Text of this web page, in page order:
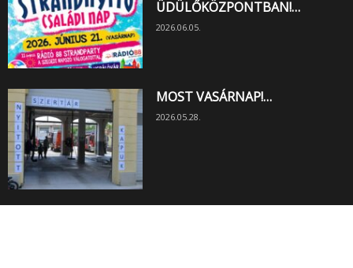
ÜDÜLŐKÖZPONTBAN!…
2026.06.05.
MOST VASÁRNAP!…
2026.05.28.